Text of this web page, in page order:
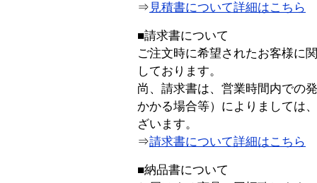
⇒ 見積書について詳細はこちら
■請求書について
ご注文時に希望されたお客様に
しております。
尚、請求書は、営業時間内での
かかる場合等）によりましては
ざいます。
⇒請求書について詳細はこちら
■納品書について